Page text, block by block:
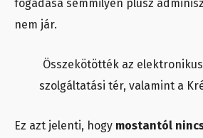
fogadása semmilyen plusz
nem jár.
Összekötötték az
szolgáltatási tér, valamint a
Ez azt jelenti, hogy mostantól